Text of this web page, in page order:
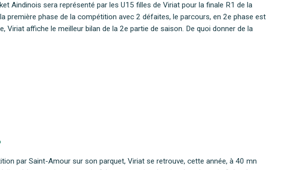
Aindinois sera représenté par les U15 filles de Viriat pour la finale R1 de la
première phase de la compétition avec 2 défaites, le parcours, en 2e phase est
Viriat affiche le meilleur bilan de la 2e partie de saison. De quoi donner de la
par Saint-Amour sur son parquet, Viriat se retrouve, cette année, à 40 mn